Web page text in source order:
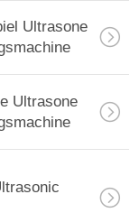
Ultrasone
Ultrasone